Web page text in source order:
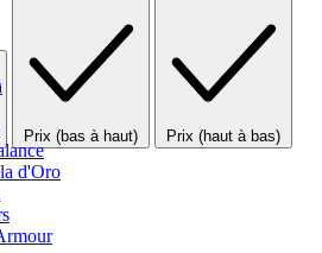
d'Oro
Prix (bas à haut) Prix (haut à bas)